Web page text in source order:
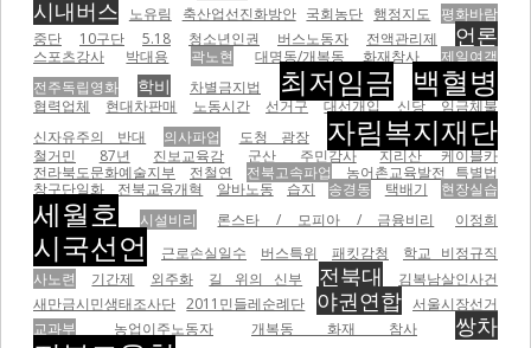
시내버스 노유림 축산업선진화방안 국회농단 행정지도
평화바람
중단
10구단 5.18 청소년인권 버스노동자 전액관리제 언론
스포츠강사 박대용 곽노현 대명동/개복동 화재참사
제일여객
전주독립영화
학비 차별금지법 최저임금 백혈병
협력업체 현대차판매 노동시간 선거구 대선개입 신당
임금체불
신자유주의 반대
의사파업 도청 광장 자림복지재단
철거민 87년 진보교육감 군산 주민감사
지리산 케이블카
전라북도문화예술지부
전철연 전북고속파업
농어촌교육발전 특별법
창구단일화
전북교육개혁 알바노동 습지 송경동 택배기 현장실습
세월호 시설비리 론스타 / 모피아 / 금융비리 이정희
시국선언 근로손실일수 버스특위 패킷감청
학교 비정규직
사노련
기간제 외주화 길 위의 신부 전북대
김복남살인사건
새만금시민생태조사단 2011민들레순례단 야권연합
서울시장선거
교과부
농업이주노동자 개복동 화재 참사 쌍차